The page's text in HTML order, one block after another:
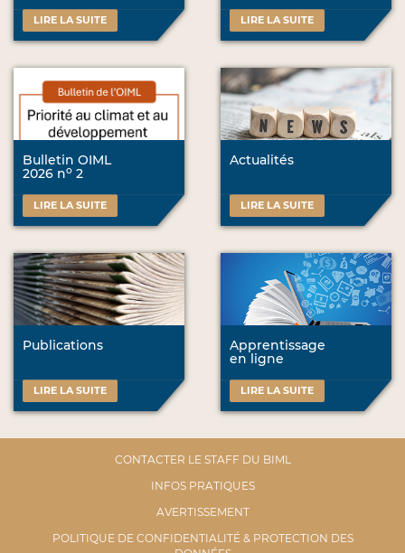
LIRE LA SUITE LIRE LA SUITE
Bulletin OIML
2026 no 2
LIRE LA SUITE
Actualités
LIRE LA SUITE
Publications
LIRE LA SUITE
Apprentissage
en ligne
LIRE LA SUITE
CONTACTER LE STAFF DU BIML
INFOS PRATIQUES
AVERTISSEMENT
POLITIQUE DE CONFIDENTIALITÉ & PROTECTION DES